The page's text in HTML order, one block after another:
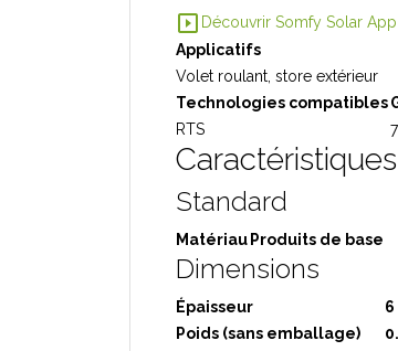
slideshow Découvrir Somfy Solar App
Applicatifs
Volet roulant, store extérieur
Technologies compatibles
RTS
Standard
Matériau Produits de base
Dimensions
Épaisseur
6
Poids (sans emballage)